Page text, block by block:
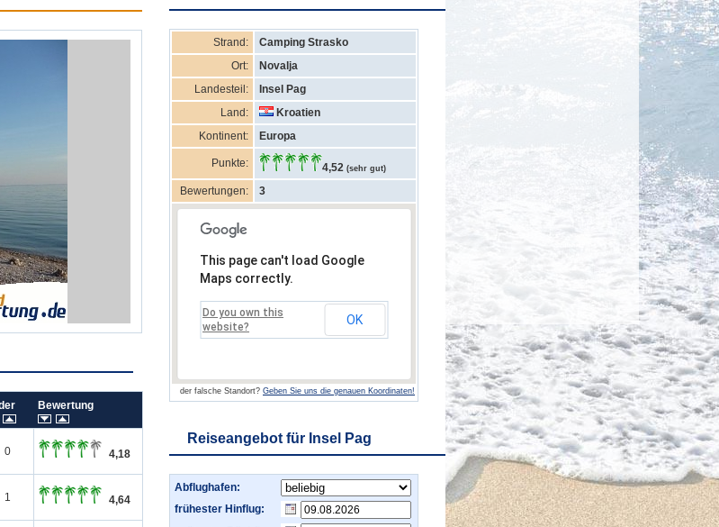
Bewertung
0 4,18
1 4,64
Strand:
Camping Strasko
Ort:
Novalja
Landesteil:
Insel Pag
Land:
Kroatien
Kontinent:
Europa
Punkte: 4,52 (sehr gut)
Bewertungen: 3
This page can't load Google
Maps correctly.
Do you own this
website?
OK
der falsche Standort? Geben Sie uns die genauen Koordinaten!
Reiseangebot für Insel Pag
Abflughafen:
frühester Hinflug: